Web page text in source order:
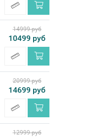
14999 руб
10499 руб
20999 руб
14699 руб
12999 руб